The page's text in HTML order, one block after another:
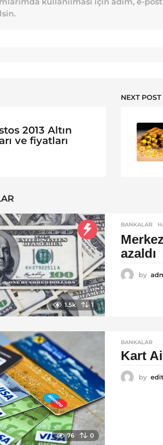
2013 Altın
ve fiyatları
NEXT POST
1.5k 1
BANKALAR ,
azaldı
by
76 0
BANKALAR
Kart
by